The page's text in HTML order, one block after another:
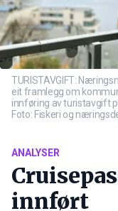
TURISTAVGIFT:
eit framlegg om
innføring av turistavgift
Foto: Fiskeri og
ANALYSER
innført